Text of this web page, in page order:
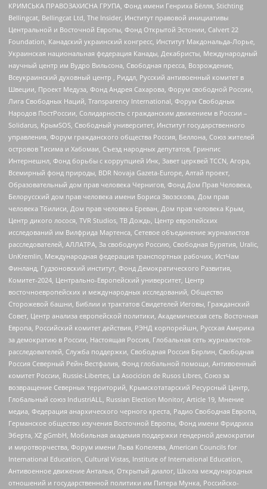
КРИМСЬКА ПРАВОЗАХИСНА ГРУПА, Фонд имени Генриха Бёлля, Stichting
Bellingcat, Bellingcat Ltd, The Insider, Институт правовой инициативы
Центральной и Восточной Европы, Фонд Открытой Эстонии, Calvert 22
Foundation, Канадский украинский конгресс, Институт Макдональда-Лорье,
Украинская национальная федерация Канады, Декабристы, Международный
научный центр им Вудро Вильсона, Свободная пресса, Возрождение,
Всеукраинский духовный центр , Риддл, Русский антивоенный комитет в
Швеции, Проект Медуза, Фонд Андрея Сахарова, Форум свободной России,
Лига Свободных Наций, Transparеncy International, Форум Свободных
Народов ПостРоссии, Солидарность с гражданским движением в России –
Solidarus, КрымSOS, Свободный университет, Институт государственного
управления, Форум гражданского общества Россия, Беллона, Союз жителей
островов Тисима и Хабомаи, Съезд народных депутатов, Гринпис
Интернешнл, Фонд борьбы с коррупцией Инк, Завет церквей TCCN, Агора,
Всемирный фонд природы, BDR Novaja Gazeta-Europe, Алтай проект,
Образовательный дом прав человека Чернигов, Фонд Дом Прав Человека,
Белорусский дом прав человека имени Бориса Звозскова, Дом прав
человека Тбилиси, Дом прав человека Ереван, Дом прав человека Крым,
Центр дикого лосося, TVR Studios, ТВ Дождь, Центр европейских
исследований им Вилфрида Мартенса, Сетевое объединение журналистов
расследователей, АЛЛАТРА, За свободную Россию, Свободная Бурятия, Uralic,
UnKremlin, Международная федерация транспортных рабочих, ИстЧам
Финланд, Гудзоновский институт, Фонд Демократического Развития,
Комитет-2024, Центрально-Европейский университет, Центр
восточноевропейских и международных исследований, Общество
Сторожевой башни, Библии и трактатов Свидетелей Иеговы, Гражданский
Совет, Центр анализа европейской политики, Академическая сеть Восточная
Европа, Российский комитет действия, РЭНД корпорейшн, Русская Америка
за демократию в России, Настоящая Россия, Глобальная сеть журналистов-
расследователей, Служба поддержки, Свободная Россия Берлин, Свободная
Россия Северный Рейн-Вестфалия, Фонд глобальной помощи, Антивоенный
комитет России, Russie-Libertes, La Asocicion de Rusos Libres, Союз за
возвращение Северных территорий, Крымскотатарский Ресурсный Центр,
Глобальный союз IndustriALL, Russian Election Monitor, Article 19, Мнение
медиа, Федерация анархического черного креста, Радио Свободная Европа,
Германское общество изучения Восточной Европы, Фонд имени Фридриха
Эберта, XZ gGmbH, Мобильная академия поддержки гендерной демократии
и миротворчества, Форум имени Льва Копелева, American Councils for
International Education, Cultural Vistas, Institute of International Education,
Антивоенное движение Антальи, Открытый диалог, Школа международных
отношений и государственной политики им Питера Мунка, Российско-